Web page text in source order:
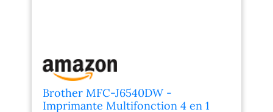
Brother MFC-J6540DW -
Imprimante Multifonction 4 en 1